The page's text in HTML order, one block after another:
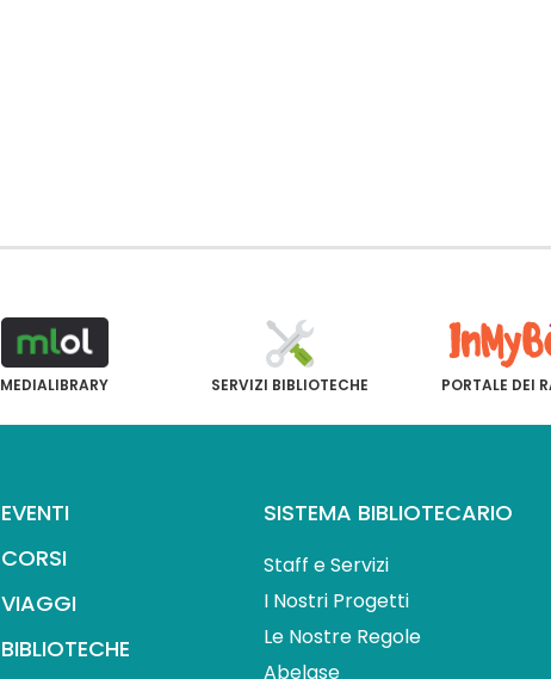
MEDIALIBRARY SERVIZI BIBLIOTECHE PORTALE DEI
EVENTI
CORSI
VIAGGI
BIBLIOTECHE
SISTEMA BIBLIOTECARIO
Staff e Servizi
I Nostri Progetti
Le Nostre Regole
Abelase